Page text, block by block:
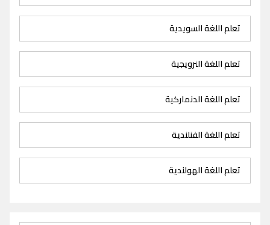
تعلم اللغة السويدية
تعلم اللغة النرويجية
تعلم اللغة الدنماركية
تعلم اللغة الفنلندية
تعلم اللغة الهولندية